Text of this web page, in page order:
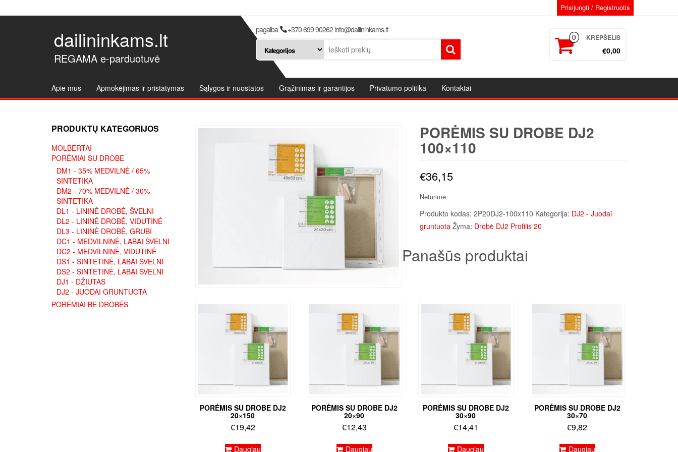
Prisijungti / Registruotis
dailininkams.lt
REGAMA e-parduotuvė
pagalba +370 699 90262 info@dailininkams.lt
0 KREPŠELIS
€0,00
Apie mus Apmokėjimas ir pristatymas Sąlygos ir nuostatos Grąžinimas ir garantijos Privatumo politika Kontaktai
PRODUKTŲ KATEGORIJOS
MOLBERTAI
PORĖMIAI SU DROBE
DM1 - 35% MEDVILNĖ / 65%
SINTETIKA
DM2 - 70% MEDVILNĖ / 30%
SINTETIKA
DL1 - LININĖ DROBĖ, ŠVELNI
DL2 - LININĖ DROBĖ, VIDUTINĖ
DL3 - LININĖ DROBĖ, GRUBI
DC1 - MEDVILNINĖ, LABAI ŠVELNI
DC2 - MEDVILNINĖ, VIDUTINĖ
DS1 - SINTETINĖ, LABAI ŠVELNI
DS2 - SINTETINĖ, LABAI ŠVELNI
DJ1 - DŽIUTAS
DJ2 - JUODAI GRUNTUOTA
PORĖMIAI BE DROBĖS
PORĖMIS SU DROBE DJ2
100×110
€36,15
Neturime
Produkto kodas: 2P20DJ2-100x110 Kategorija: DJ2 - Juodai
gruntuota Žyma: Drobė DJ2 Profilis 20
Panašūs produktai
PORĖMIS SU DROBE DJ2
20×150
€19,42
Daugiau
PORĖMIS SU DROBE DJ2
20×90
€12,43
Daugiau
PORĖMIS SU DROBE DJ2
30×90
€14,41
Daugiau
PORĖMIS SU DROBE DJ2
30×70
€9,82
Daugiau